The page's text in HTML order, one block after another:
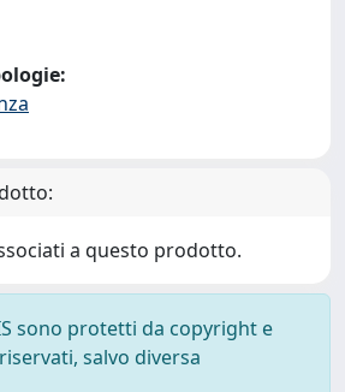
a questo prodotto.
sono protetti da copyright e
salvo diversa